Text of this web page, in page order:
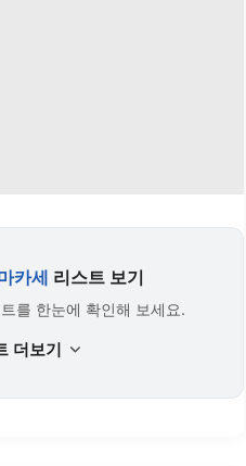
카세 리스트 보기
를 한눈에 확인해 보세요.
더보기